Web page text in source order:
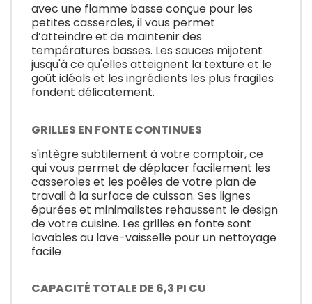
avec une flamme basse conçue pour les
petites casseroles, il vous permet
d’atteindre et de maintenir des
températures basses. Les sauces mijotent
jusqu'à ce qu'elles atteignent la texture et le
goût idéals et les ingrédients les plus fragiles
fondent délicatement.
GRILLES EN FONTE CONTINUES
s'intègre subtilement à votre comptoir, ce
qui vous permet de déplacer facilement les
casseroles et les poêles de votre plan de
travail à la surface de cuisson. Ses lignes
épurées et minimalistes rehaussent le design
de votre cuisine. Les grilles en fonte sont
lavables au lave-vaisselle pour un nettoyage
facile
CAPACITÉ TOTALE DE 6,3 PI CU